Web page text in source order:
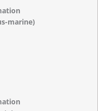
marine)